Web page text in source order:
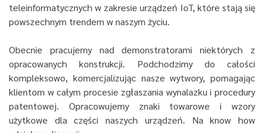
teleinformatycznych w zakresie urządzeń IoT, które stają się
powszechnym trendem w naszym życiu.
Obecnie pracujemy nad demonstratorami niektórych z
opracowanych konstrukcji. Podchodzimy do całości
kompleksowo, komercjalizując nasze wytwory, pomagając
klientom w całym procesie zgłaszania wynalazku i procedury
patentowej. Opracowujemy znaki towarowe i wzory
użytkowe dla części naszych urządzeń. Na know how